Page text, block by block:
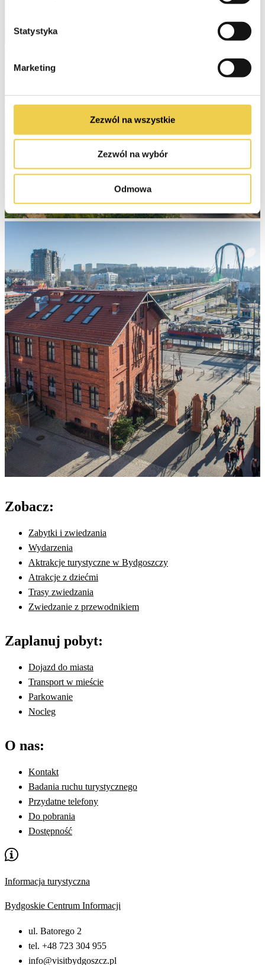
Statystyka
Marketing
Zezwól na wszystkie
Zezwól na wybór
Odmowa
Zobacz:
Zabytki i zwiedzania
Wydarzenia
Aktrakcje turystyczne w Bydgoszczy
Atrakcje z dziećmi
Trasy zwiedzania
Zwiedzanie z przewodnikiem
Zaplanuj pobyt:
Dojazd do miasta
Transport w mieście
Parkowanie
Nocleg
O nas:
Kontakt
Badania ruchu turystycznego
Przydatne telefony
Do pobrania
Dostępność
Informacja turystyczna
Bydgoskie Centrum Informacji
ul. Batorego 2
tel. +48 723 304 955
info@visitbydgoszcz.pl